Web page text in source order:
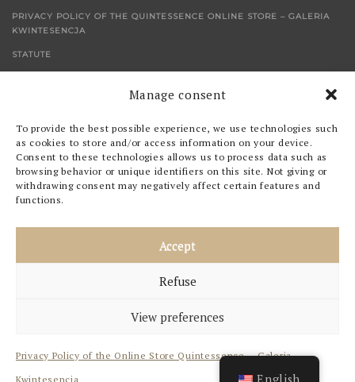
Manage consent
To provide the best possible experience, we use technologies such
as cookies to store and/or access information on your device.
Consent to these technologies allows us to process data such as
browsing behavior or unique identifiers on this site. Not giving or
withdrawing consent may negatively affect certain features and
functions.
Accept
Refuse
View preferences
Privacy Policy of the Online Store Quintessence – Galeria
Kwintesencja
PRIVACY POLICY OF THE QUINTESSENCE ONLINE STORE – GALERIA
KWINTESENCJA
STATUTE
SHOP
GRAPHICS